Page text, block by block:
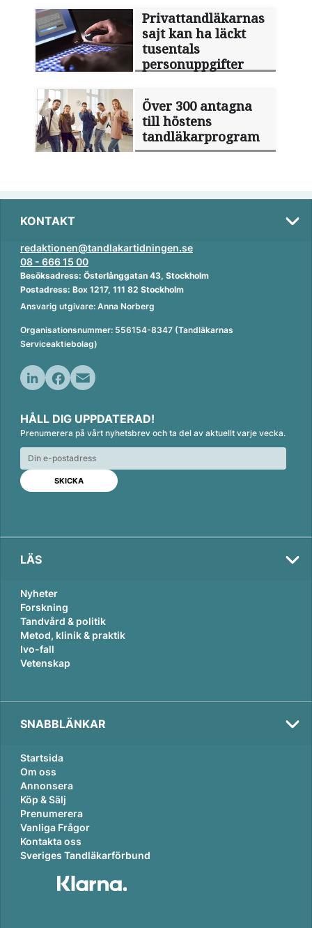
Privattandläkarnas
sajt kan ha läckt
tusentals
personuppgifter
Över 300 antagna
till höstens
tandläkarprogram
KONTAKT
redaktionen@tandlakartidningen.se
08 - 666 15 00
Besöksadress: Österlånggatan 43, Stockholm
Postadress: Box 1217, 111 82 Stockholm
Ansvarig utgivare: Anna Norberg
Organisationsnummer: 556154-8347 (Tandläkarnas
Serviceaktiebolag)
n
k
e
d
n
c
e
b
o
o
k
a
i
l
HÅLL DIG UPPDATERAD!
Prenumerera på vårt nyhetsbrev och ta del av aktuellt varje vecka.
LÄS
Nyheter
Forskning
Tandvård & politik
Metod, klinik & praktik
Ivo-fall
Vetenskap
SNABBLÄNKAR
Startsida
Om oss
Annonsera
Köp & Sälj
Prenumerera
Vanliga Frågor
Kontakta oss
Sveriges Tandläkarförbund